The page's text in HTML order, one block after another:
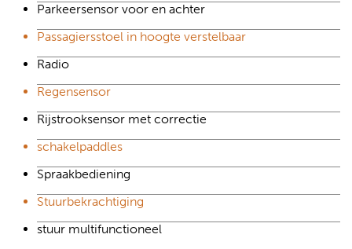
Parkeersensor voor en achter
Passagiersstoel in hoogte verstelbaar
Radio
Regensensor
Rijstrooksensor met correctie
schakelpaddles
Spraakbediening
Stuurbekrachtiging
stuur multifunctioneel